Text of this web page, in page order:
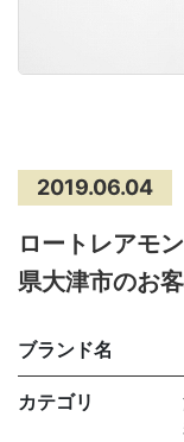
2019.06.04
ロートレアモ
県大津市のお
ブランド名
カテゴリ